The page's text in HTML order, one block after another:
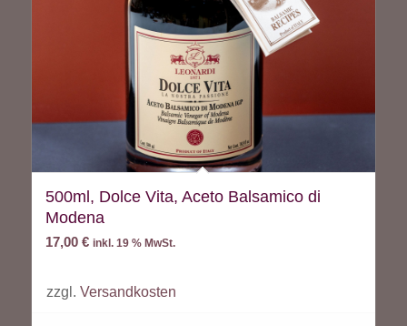
500ml, Dolce Vita, Aceto Balsamico di
Modena
17,00 € inkl. 19 % MwSt.
zzgl. Versandkosten